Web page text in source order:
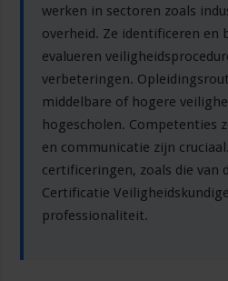
werken in sectoren zoals
overheid. Ze identificeren en
evalueren
verbeteringen.
middelbare of hogere
hogescholen. Competenties
en communicatie zijn
certificeringen, zoals die van
Certificatie
professionaliteit.